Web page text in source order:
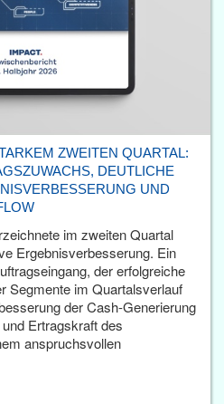
ZWEITEN QUARTAL:
DEUTLICHE
UND
im zweiten Quartal
Ergebnisverbesserung. Ein
der erfolgreiche
Segmente im Quartalsverlauf
der Cash-Generierung
Ertragskraft des
anspruchsvollen